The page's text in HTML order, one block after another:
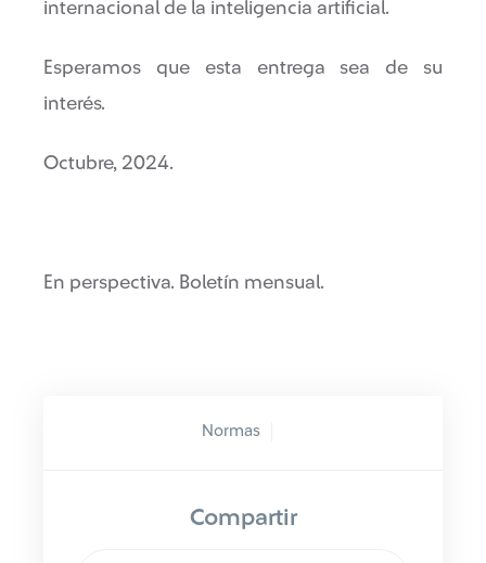
internacional de la inteligencia artificial.
Esperamos que esta entrega sea de su
interés.
Octubre, 2024.
En perspectiva. Boletín mensual.
Normas
Compartir